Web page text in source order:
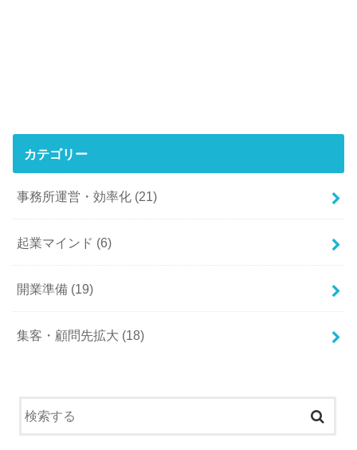
カテゴリー
事務所運営・効率化 (21)
起業マインド (6)
開業準備 (19)
集客・顧問先拡大 (18)